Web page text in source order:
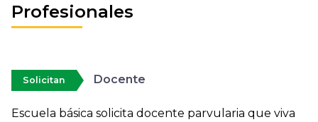
Profesionales
Solicitan Docente
Escuela básica solicita docente parvularia que viva